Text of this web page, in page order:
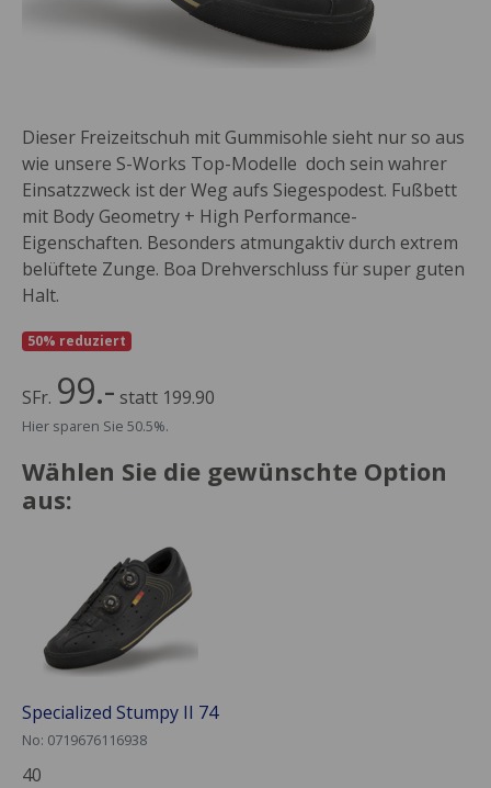
Dieser Freizeitschuh mit Gummisohle sieht nur so aus
wie unsere S-Works Top-Modelle  doch sein wahrer
Einsatzzweck ist der Weg aufs Siegespodest. Fußbett
mit Body Geometry + High Performance-
Eigenschaften. Besonders atmungaktiv durch extrem
belüftete Zunge. Boa Drehverschluss für super guten
Halt.
50% reduziert
SFr. 99.- statt 199.90
Hier sparen Sie 50.5%.
Wählen Sie die gewünschte Option
aus:
Specialized Stumpy II 74
No: 0719676116938
40